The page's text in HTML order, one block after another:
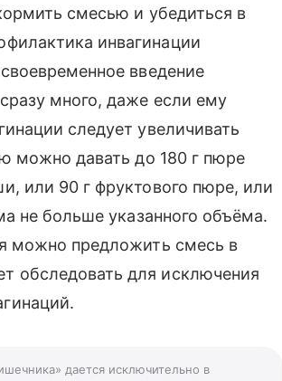
смесью и убедиться в
инвагинации
введение
много, даже если ему
следует увеличивать
можно давать до 180 г пюре
или 90 г фруктового пюре, или
не больше указанного объёма.
можно предложить смесь в
обследовать для исключения
дается исключительно в